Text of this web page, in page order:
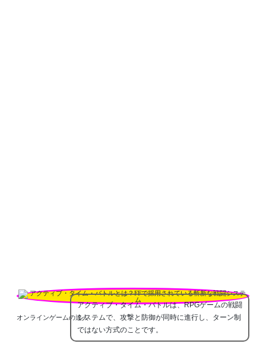
オンラインゲームの達人
アクティブ・タイム・バトルは、RPGゲームの戦闘
システムで、攻撃と防御が同時に進行し、ターン制
ではない方式のことです。